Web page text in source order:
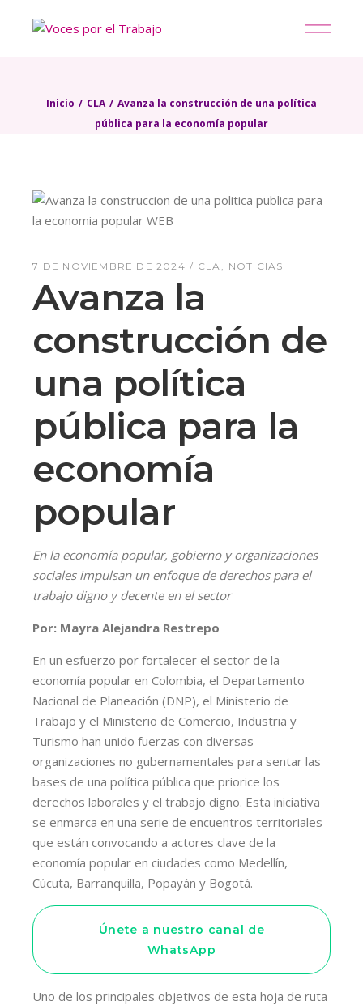
Inicio CLA
Avanza la construcción de una política
pública para la economía popular
7 DE NOVIEMBRE DE 2024 CLA NOTICIAS
Avanza la
construcción de
una política
pública para la
economía
popular
En la economía popular, gobierno y organizaciones
sociales impulsan un enfoque de derechos para el
trabajo digno y decente en el sector
Por: Mayra Alejandra Restrepo
En un esfuerzo por fortalecer el sector de la
economía popular en Colombia, el Departamento
Nacional de Planeación (DNP), el Ministerio de
Trabajo y el Ministerio de Comercio, Industria y
Turismo han unido fuerzas con diversas
organizaciones no gubernamentales para sentar las
bases de una política pública que priorice los
derechos laborales y el trabajo digno. Esta iniciativa
se enmarca en una serie de encuentros territoriales
que están convocando a actores clave de la
economía popular en ciudades como Medellín,
Cúcuta, Barranquilla, Popayán y Bogotá.
Únete a nuestro canal de
WhatsApp
Uno de los principales objetivos de esta hoja de ruta